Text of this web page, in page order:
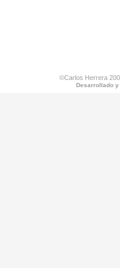
©Carlos Herrera
Desarrollado